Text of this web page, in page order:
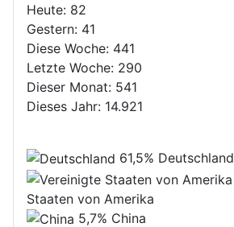
Heute: 82
Gestern: 41
Diese Woche: 441
Letzte Woche: 290
Dieser Monat: 541
Dieses Jahr: 14.921
61,5% Deutschland
Staaten von Amerika
5,7% China